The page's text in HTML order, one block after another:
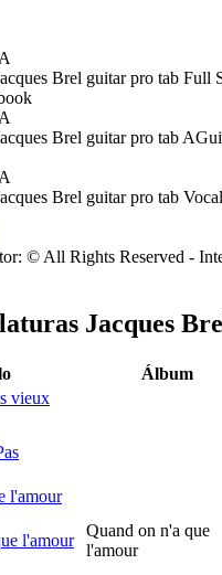
© All Rights Reserved -
Jacques
Álbum
vieux
l'amour
l'amour
Quand on n'a que
l'amour